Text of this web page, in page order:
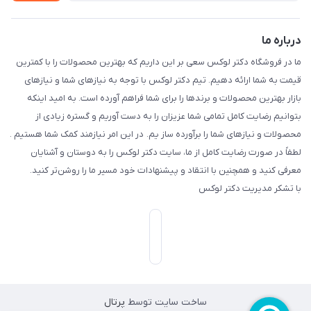
درباره ما
ما در فروشگاه دکتر لوکس سعی بر این داریم که بهترین محصولات را با کمترین
قیمت به شما ارائه دهیم. تیم دکتر لوکس با توجه به نیازهای شما و نیازهای
بازار بهترین محصولات و برندها را برای شما فراهم آورده است. به امید اینکه
بتوانیم رضایت کامل تمامی شما عزیزان را به دست آوریم و گستره زیادی از
محصولات و نیازهای شما را برآورده ساز یم. در این امر نیازمند کمک شما هستیم .
لطفاً در صورت رضایت کامل از ما، سایت دکتر لوکس را به دوستان و آشنایان
معرفی کنید و همچنین با انتقاد و پیشنهادات خود مسیر ما را روشن‌تر کنید.
با تشکر مدیریت دکتر لوکس
ساخت سایت توسط پرتال